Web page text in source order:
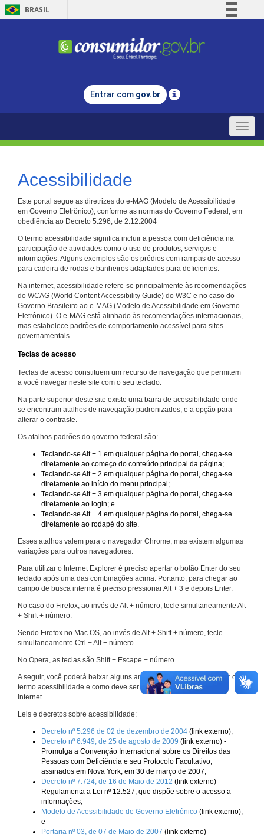
BRASIL
Comunica BR
Legislação
Entrar com gov.br
Toggle
Acessibilidade
Este portal segue as diretrizes do e-MAG (Modelo de Acessibilidade
em Governo Eletrônico), conforme as normas do Governo Federal, em
obediência ao Decreto 5.296, de 2.12.2004
O termo acessibilidade significa incluir a pessoa com deficiência na
participação de atividades como o uso de produtos, serviços e
informações. Alguns exemplos são os prédios com rampas de acesso
para cadeira de rodas e banheiros adaptados para deficientes.
Na internet, acessibilidade refere-se principalmente às recomendações
do WCAG (World Content Accessibility Guide) do W3C e no caso do
Governo Brasileiro ao e-MAG (Modelo de Acessibilidade em Governo
Eletrônico). O e-MAG está alinhado às recomendações internacionais,
mas estabelece padrões de comportamento acessível para sites
governamentais.
Teclas de acesso
Teclas de acesso constituem um recurso de navegação que permitem
a você navegar neste site com o seu teclado.
Na parte superior deste site existe uma barra de acessibilidade onde
se encontram atalhos de navegação padronizados, e a opção para
alterar o contraste.
Os atalhos padrões do governo federal são:
Teclando-se Alt + 1 em qualquer página do portal, chega-se
diretamente ao começo do conteúdo principal da página;
Teclando-se Alt + 2 em qualquer página do portal, chega-se
diretamente ao início do menu principal;
Teclando-se Alt + 3 em qualquer página do portal, chega-se
diretamente ao login; e
Teclando-se Alt + 4 em qualquer página do portal, chega-se
diretamente ao rodapé do site.
Esses atalhos valem para o navegador Chrome, mas existem algumas
variações para outros navegadores.
Para utilizar o Internet Explorer é preciso apertar o botão Enter do seu
teclado após uma das combinações acima. Portanto, para chegar ao
campo de busca interna é preciso pressionar Alt + 3 e depois Enter.
No caso do Firefox, ao invés de Alt + número, tecle simultaneamente Alt
+ Shift + número.
Sendo Firefox no Mac OS, ao invés de Alt + Shift + número, tecle
simultaneamente Ctrl + Alt + número.
No Opera, as teclas são Shift + Escape + número.
A seguir, você poderá baixar alguns arquivos que explicam melhor o
termo acessibilidade e como deve ser implementado nos sites da
Internet.
Leis e decretos sobre acessibilidade:
Decreto nº 5.296 de 02 de dezembro de 2004 (link externo);
Decreto nº 6.949, de 25 de agosto de 2009 (link externo) -
Promulga a Convenção Internacional sobre os Direitos das
Pessoas com Deficiência e seu Protocolo Facultativo,
assinados em Nova York, em 30 de março de 2007;
Decreto nº 7.724, de 16 de Maio de 2012 (link externo) -
Regulamenta a Lei nº 12.527, que dispõe sobre o acesso a
informações;
Modelo de Acessibilidade de Governo Eletrônico (link externo);
e
Portaria nº 03, de 07 de Maio de 2007 (link externo) -